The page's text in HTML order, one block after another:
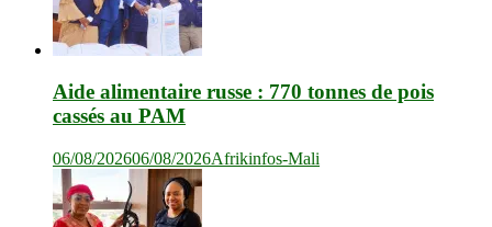
Aide alimentaire russe : 770 tonnes de pois
cassés au PAM
06/08/202606/08/2026Afrikinfos-Mali